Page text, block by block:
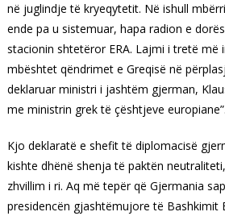
në juglindje të kryeqytetit. Në ishull
ende pa u sistemuar, hapa radion e
stacionin shtetëror ERA. Lajmi i tretë më
mbështet qëndrimet e Greqisë në
deklaruar ministri i jashtëm gjerman,
me ministrin grek të çështjeve europiane”.
Kjo deklaratë e shefit të diplomacisë
kishte dhënë shenja të paktën
zhvillim i ri. Aq më tepër që Gjermania
presidencën gjashtëmujore të Bashkimit